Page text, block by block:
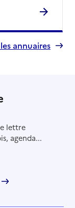
annuaires
lettre
agenda...